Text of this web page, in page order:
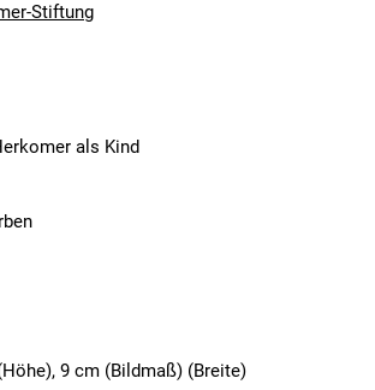
Stiftung
als Kind
9 cm (Bildmaß) (Breite)